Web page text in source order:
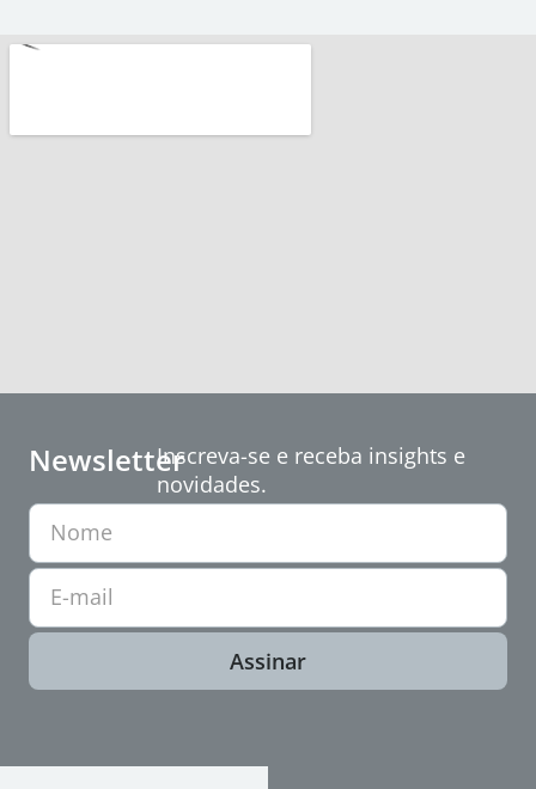
NewsletterInscreva-se e receba insights e
novidades.
Nome
E-mail
Assinar